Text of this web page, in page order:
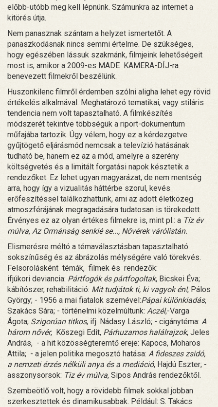
előbb-utóbb meg kell lépnünk. Számunkra az internet a
kitörés útja.
Nem panasznak szántam a helyzet ismertetőt. A
panaszkodásnak nincs semmi értelme. De szükséges,
hogy egészében lássuk szakmánk, filmjeink lehetőségeit
most is, amikor a 2009-es MADE KAMERA-DÍJ-ra
benevezett filmekről beszélünk.
Huszonkilenc filmről érdemben szólni aligha lehet egy rövid
értékelés alkalmával. Meghatározó tematikai, vagy stiláris
tendencia nem volt tapasztalható. A filmkészítés
módszerét tekintve többségük a riport-dokumentum
műfajába tartozik. Úgy vélem, hogy ez a kérdezgetve
gyűjtögető eljárásmód nemcsak a televízió hatásának
tudható be, hanem ez az a mód, amelyre a szerény
költségvetés és a limitált forgatási napok késztetik a
rendezőket. Ez lehet ugyan magyarázat, de nem mentség
arra, hogy így a vizualitás háttérbe szorul, kevés
erőfeszítéssel találkozhattunk, ami az adott életközeg
atmoszférájának megragadására tudatosan is törekedett.
Érvényes ez az olyan értékes filmekre is, mint pl.: a Tíz év
múlva, Az Ormánság senkié se..., Nővérek várólistán.
Elismerésre méltó a témaválasztásban tapasztalható
sokszínűség és az ábrázolás mélységére való törekvés.
Felsorolásként témák, filmek és rendezők:
ifjúkori deviancia: Pártfogók és pártfogoltak, Bicskei Éva;
kábítószer, rehabilitáció: Mit tudjátok ti, ki vagyok én!, Pálos
György; - 1956 a mai fiatalok szemével:Pápai különkiadás,
Szakács Sára; - történelmi közelmúltunk: Aczél,-Varga
Ágota; Szigorúan titkos, ifj. Nádasy László; - cigánytéma: A
három nővér, Kőszegi Edit, Párhuzamos halálrajzok, Jeles
András, - a hit közösségteremtő ereje: Kapocs, Moharos
Attila; - a jelen politika megosztó hatása: A fideszes zsidó,
a nemzeti érzés nélküli anya és a mediáció, Hajdú Eszter; -
asszonysorsok: Tiz év múlva, Sipos András rendezőktől.
Szembeötlő volt, hogy a rövidebb filmek sokkal jobban
szerkesztettek és dinamikusabbak. Például: S. Takács